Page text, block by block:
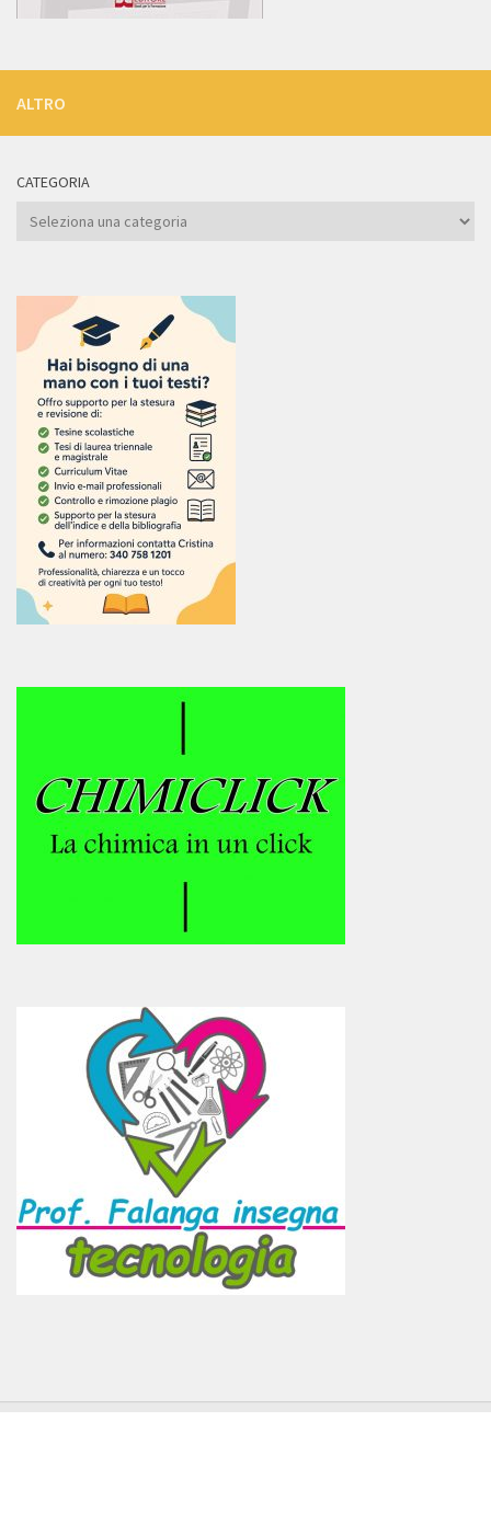
ALTRO
CATEGORIA
Categoria